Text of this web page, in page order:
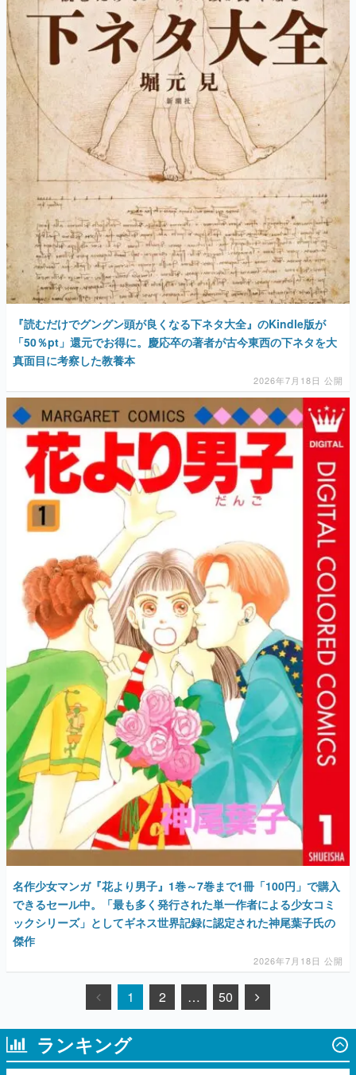
『読むだけでグングン頭が良くなる下ネタ大全』のKindle版が
「50％pt」還元でお得に。慶応卒の著者が古今東西の下ネタを大
真面目に考察した教養本
2026年7月18日 公開
名作少女マンガ『花より男子』1巻～7巻まで1冊「100円」で購入
できるセール中。「最も多く発行された単一作者による少女コミ
ックシリーズ」としてギネス世界記録に認定された神尾葉子氏の
傑作
2026年7月18日 公開
1 2 … 50
ランキング